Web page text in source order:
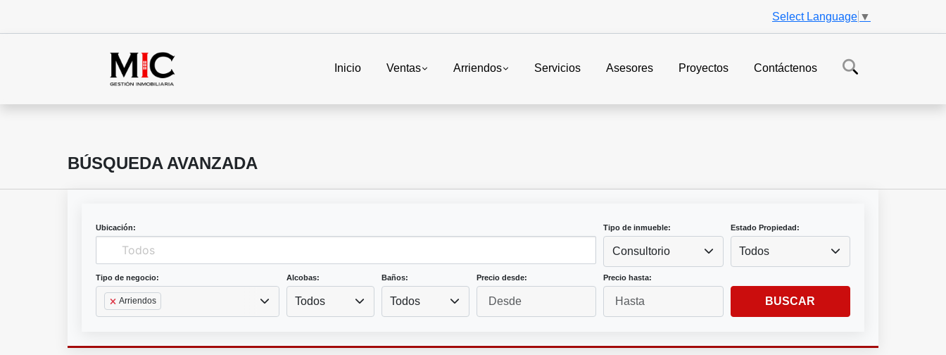
Select Language ▼
Inicio Ventas Arriendos Servicios Asesores Proyectos Contáctenos
BÚSQUEDA AVANZADA
Ubicación: Tipo de inmueble:
Consultorio
Estado Propiedad:
Todos
Tipo de negocio:
Arriendos
Alcobas:
Todos
Baños:
Todos
Precio desde: Precio hasta:
BUSCAR